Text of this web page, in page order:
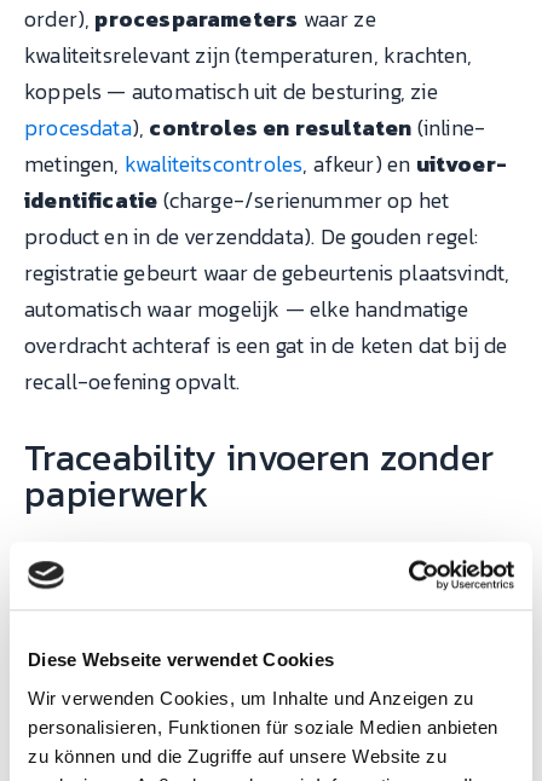
Diese Webseite verwendet Cookies
Wir verwenden Cookies, um Inhalte und Anzeigen zu
personalisieren, Funktionen für soziale Medien anbieten
zu können und die Zugriffe auf unsere Website zu
order), procesparameters waar ze
kwaliteitsrelevant zijn (temperaturen, krachten,
koppels — automatisch uit de besturing, zie
procesdata), controles en resultaten(inline-
metingen, kwaliteitscontroles, afkeur) en uitvoer-
identificatie(charge-/serienummer op het
product en in de verzenddata). De gouden regel:
registratie gebeurt waar de gebeurtenis plaatsvindt,
automatisch waar mogelijk — elke handmatige
overdracht achteraf is een gat in de keten dat bij de
recall-oefening opvalt.
Traceability invoeren zonder
papierwerk
Stap 1 — Eisen en niveau vastleggen:wat eisen
klant/norm concreet (richting, detailniveau,
materiaal, waar ontstaat kwaliteitsdata, waar zitten
de gaten? Stap 3 — Identificatie